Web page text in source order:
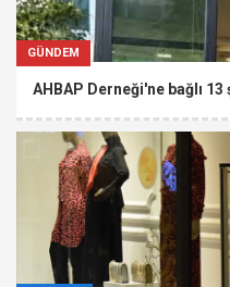
GÜNDEM
AHBAP Derneği'ne bağlı